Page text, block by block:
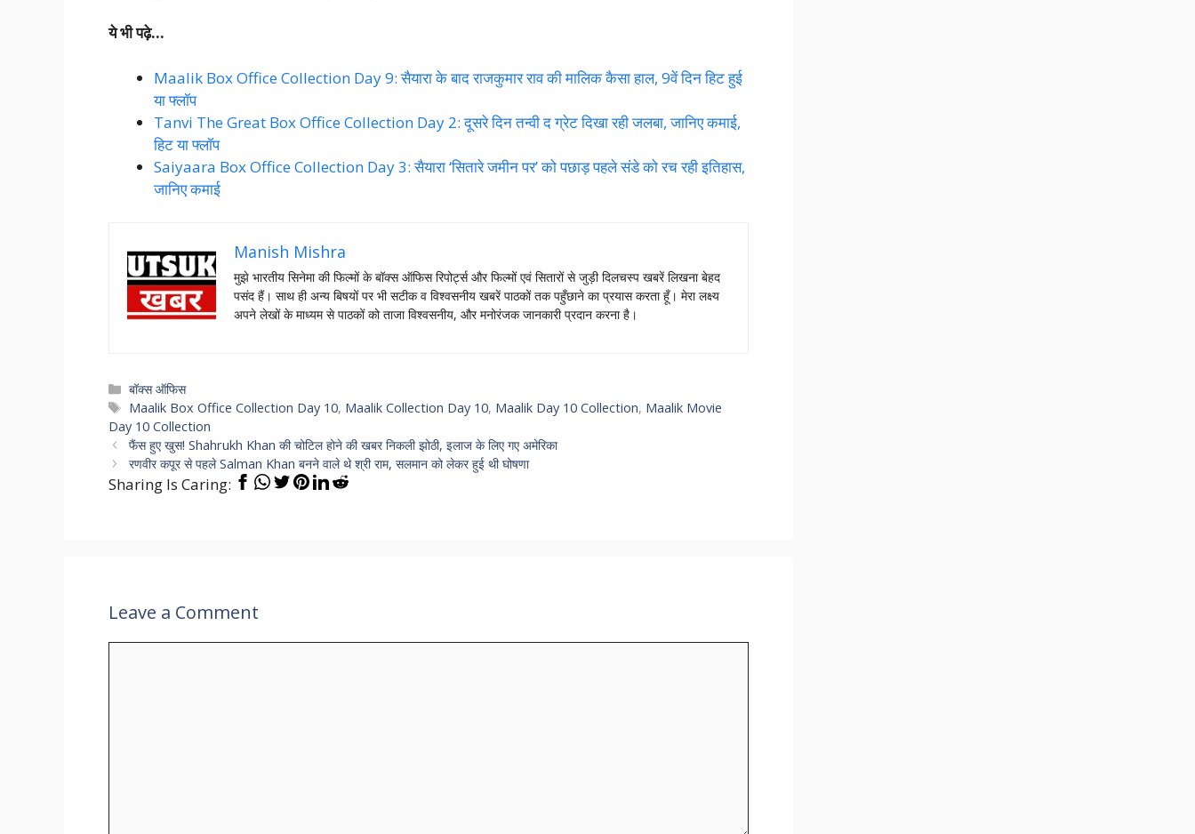
ये भी पढ़े…
Maalik Box Office Collection Day 9: सैयारा के बाद राजकुमार राव की मालिक कैसा हाल, 9वें दिन हिट हुई
या फ्लॉप
Tanvi The Great Box Office Collection Day 2: दूसरे दिन तन्वी द ग्रेट दिखा रही जलबा, जानिए कमाई,
हिट या फ्लॉप
Saiyaara Box Office Collection Day 3: सैयारा ‘सितारे जमीन पर’ को पछाड़ पहले संडे को रच रही इतिहास,
जानिए कमाई
Manish Mishra
मुझे भारतीय सिनेमा की फिल्मों के बॉक्स ऑफिस रिपोर्ट्स और फिल्मों एवं सितारों से जुड़ी दिलचस्प खबरें लिखना बेहद
पसंद हैं। साथ ही अन्य बिषयों पर भी सटीक व विश्वसनीय खबरें पाठकों तक पहुँछाने का प्रयास करता हूँ। मेरा लक्ष्य
अपने लेखों के माध्यम से पाठकों को ताजा विश्वसनीय, और मनोरंजक जानकारी प्रदान करना है।
Categories
बॉक्स ऑफिस
Tags
Maalik Box Office Collection Day 10, Maalik Collection Day 10, Maalik Day 10 Collection, Maalik Movie
Day 10 Collection
फैंस हुए खुस! Shahrukh Khan की चोटिल होने की खबर निकली झोठी, इलाज के लिए गए अमेरिका
रणवीर कपूर से पहले Salman Khan बनने वाले थे श्री राम, सलमान को लेकर हुई थी घोषणा
Sharing Is Caring:
Leave a Comment